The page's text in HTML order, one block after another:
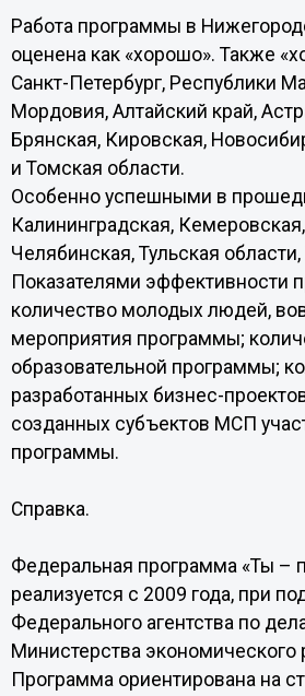
Работа программы в
оценена как «хорошо». Также
Санкт-Петербург, Республики
Мордовия, Алтайский край,
Брянская, Кировская,
и Томская области.
Особенно успешными в
Калининградская,
Челябинская, Тульская
Показателями эффективности
количество молодых людей,
мероприятия программы;
образовательной программы;
разработанных бизнес-
созданных субъектов МСП
программы.
Справка.
Федеральная программа «Ты –
реализуется с 2009 года, при
Федерального агентства по
Министерства экономического
Программа ориентирована на